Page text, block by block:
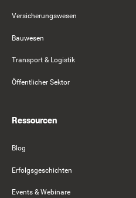
Versicherungswesen
Bauwesen
Transport & Logistik
Öffentlicher Sektor
Ressourcen
Blog
Erfolgsgeschichten
Events & Webinare